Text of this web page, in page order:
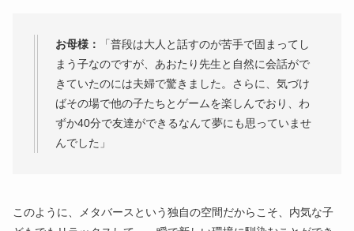
お母様：
「普段は大人と話すのが苦手で固まってし
まう子なのですが、あおたり先生と自然に会話がで
きていたのには夫婦で驚きました。さらに、気づけ
ばその場で他の子たちとゲームを楽しんでおり、わ
ずか40分で友達ができるなんて夢にも思っていませ
んでした」
このように、メタバースという独自の空間だからこそ、内気な子